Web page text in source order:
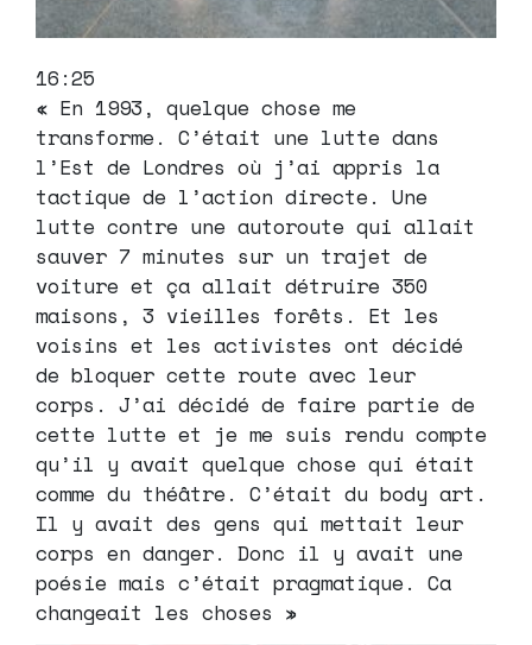
16:25
« En 1993, quelque chose me
transforme. C’était une lutte dans
l’Est de Londres où j’ai appris la
tactique de l’action directe. Une
lutte contre une autoroute qui allait
sauver 7 minutes sur un trajet de
voiture et ça allait détruire 350
maisons, 3 vieilles forêts. Et les
voisins et les activistes ont décidé
de bloquer cette route avec leur
corps. J’ai décidé de faire partie de
cette lutte et je me suis rendu compte
qu’il y avait quelque chose qui était
comme du théâtre. C’était du body art.
Il y avait des gens qui mettait leur
corps en danger. Donc il y avait une
poésie mais c’était pragmatique. Ca
changeait les choses »